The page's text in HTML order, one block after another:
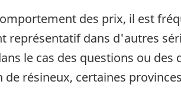
des prix, il est
représentatif dans d'autres
le cas des questions ou des
résineux, certaines